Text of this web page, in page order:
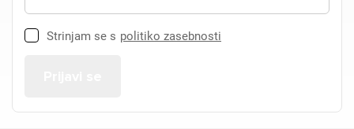
Strinjam se s politiko zasebnosti